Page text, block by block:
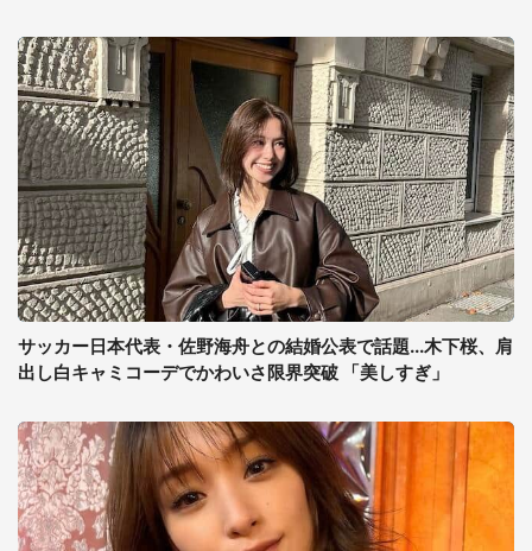
サッカー日本代表・佐野海舟との結婚公表で話題...木下桜、肩
出し白キャミコーデでかわいさ限界突破 「美しすぎ」